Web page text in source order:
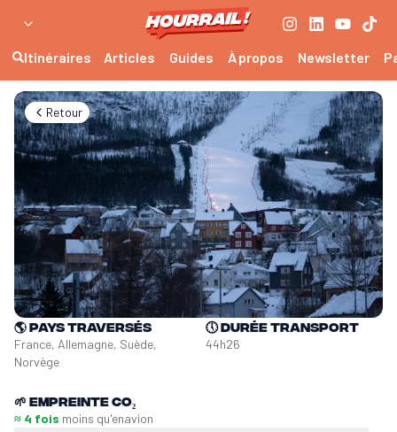
Itinéraires Articles Guides À propos Newsletter
Retour
🌎Pays traversés
France, Allemagne, Suède,
Norvège
🕔Durée transport
44h26
🌱 Empreinte CO₂
≈ 4 fois moins qu'enavion